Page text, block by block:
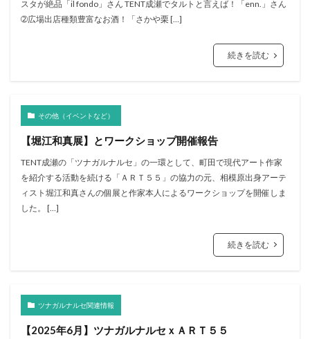
スタが絶品「il fondo」さん TENT成瀬でタルトと言えば！「enn.」さん
➁広場出店種類豊富なお酒！「さかや栗 […]
続きを読む
その他（イベントなど）
【堀江和真展】とワークショップ開催報告
TENT成瀬の「ツナガルナルセ」の一環として、町田で現代アート作家
を紹介する活動を続ける「ＡＲＴ５５」の協力の元、相模原出身アーテ
ィスト堀江和真さんの個展と作家本人によるワークショップを開催しま
した。 […]
続きを読む
ツナガルナルセ関連情報
【2025年6月】ツナガルナルセｘＡＲＴ５５